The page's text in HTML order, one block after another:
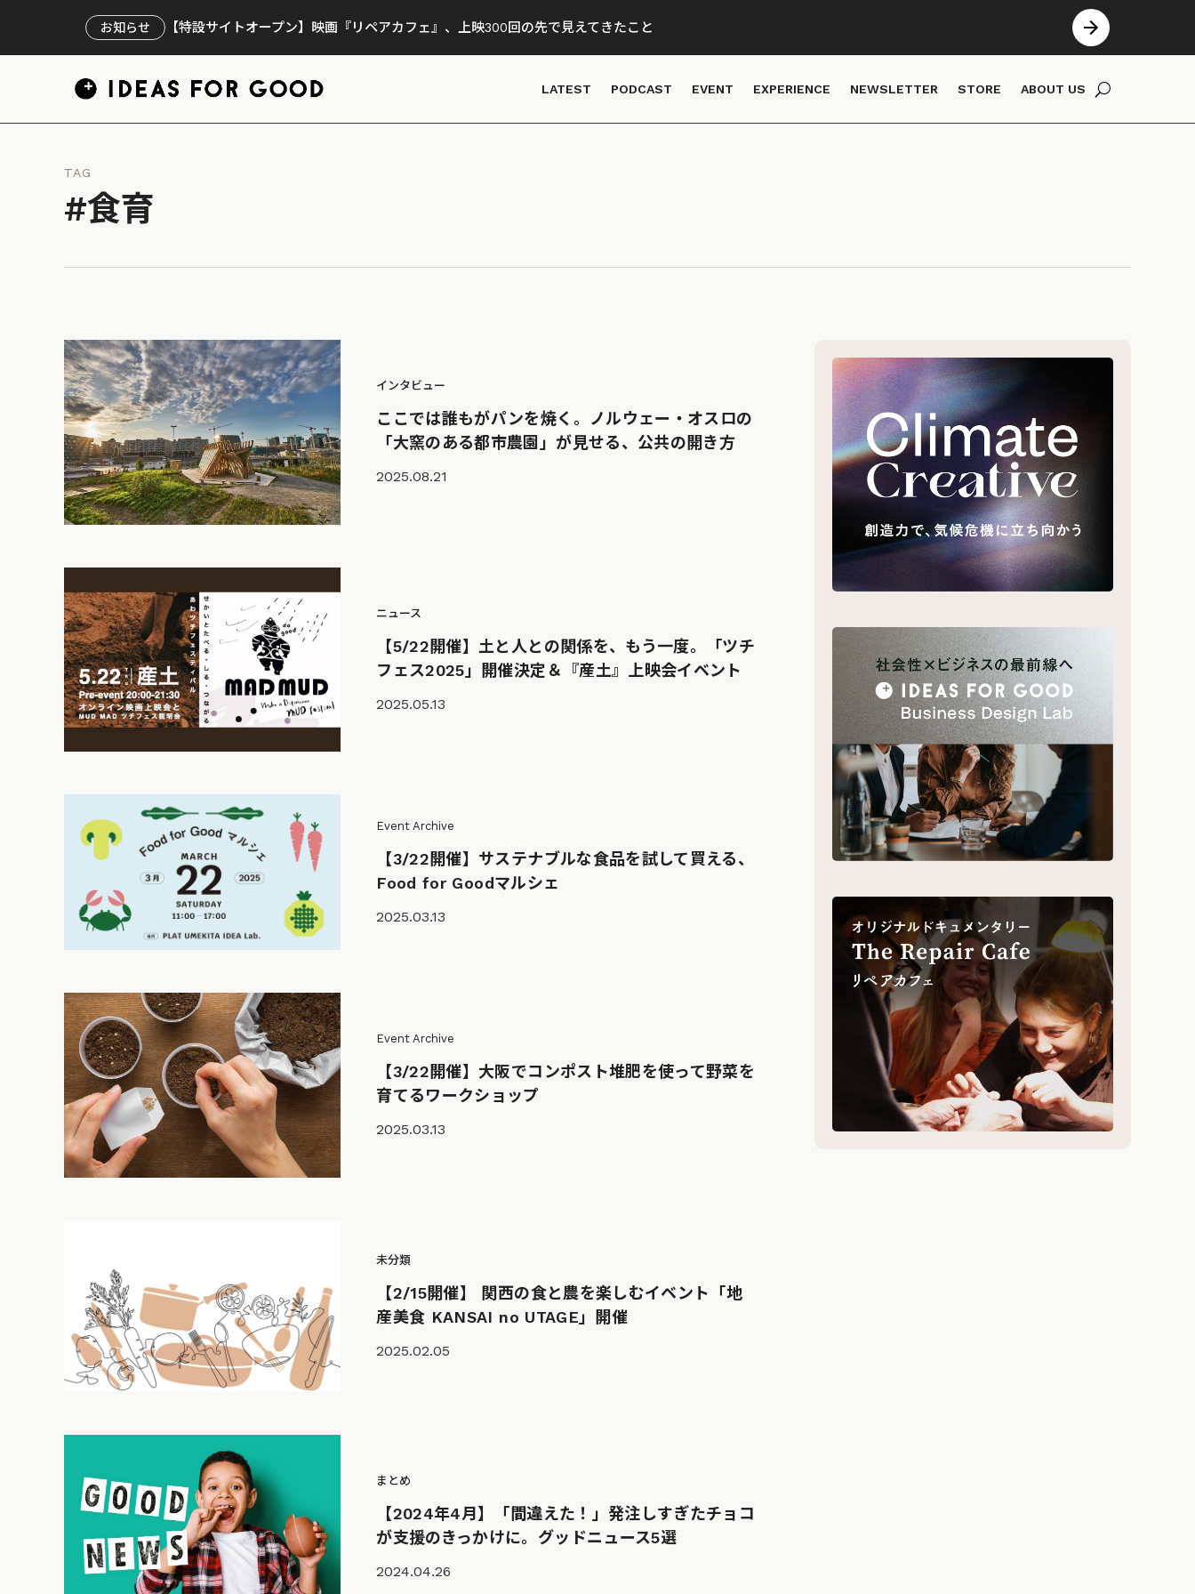
お知らせ 【特設サイトオープン】映画『リペアカフェ』、上映300回の先で見えてきたこと
LATEST PODCAST EVENT EXPERIENCE NEWSLETTER STORE ABOUT US
TAG
#食育
インタビュー
ここでは誰もがパンを焼く。ノルウェー・オスロの
「大窯のある都市農園」が見せる、公共の開き方
2025.08.21
ニュース
【5/22開催】土と人との関係を、もう一度。「ツチ
フェス2025」開催決定＆『産土』上映会イベント
2025.05.13
Event Archive
【3/22開催】サステナブルな食品を試して買える、
Food for Goodマルシェ
2025.03.13
Event Archive
【3/22開催】大阪でコンポスト堆肥を使って野菜を
育てるワークショップ
2025.03.13
未分類
【2/15開催】 関西の食と農を楽しむイベント「地
産美食 KANSAI no UTAGE」開催
2025.02.05
まとめ
【2024年4月】「間違えた！」発注しすぎたチョコ
が支援のきっかけに。グッドニュース5選
2024.04.26